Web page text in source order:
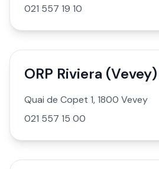
021 557 19 10
ORP Riviera (Vevey)
Quai de Copet 1, 1800 Vevey
021 557 15 00